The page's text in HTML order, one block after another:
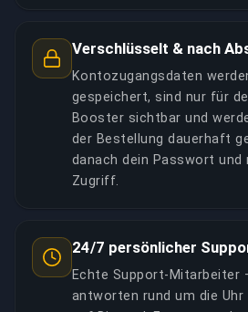
Verschlüsselt & nach
Kontozugangsdaten
gespeichert, sind nur für
Booster sichtbar und
der Bestellung dauerhaft
danach dein Passwort und
Zugriff.
24/7 persönlicher
Echte Support-Mitarbeiter
antworten rund um die Uhr